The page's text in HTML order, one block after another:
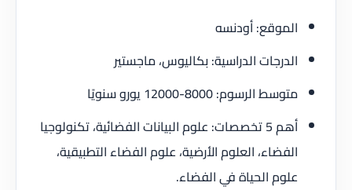
الموقع: أودنسه
الدرجات الدراسية: بكاليوس، ماجستير
متوسط الرسوم: 8000-12000 يورو سنويًا
أهم 5 تخصصات: علوم البيانات الفضائية، تكنولوجيا
الفضاء، العلوم الأرضية، علوم الفضاء التطبيقية،
علوم الحياة في الفضاء.